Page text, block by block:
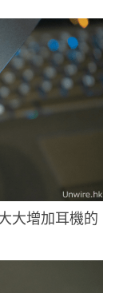
大增加耳機的